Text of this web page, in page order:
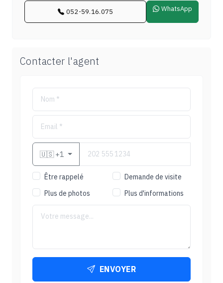
052-59.16.075 WhatsApp
Contacter l'agent
🇺🇸+1
Être rappelé
Demande de visite
Plus de photos
Plus d'informations
ENVOYER